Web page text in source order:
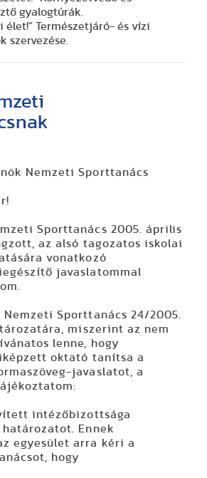
gyalogtúrák.
élet!” Természetjáró- és vízi
szervezése.
Nemzeti Sporttanács
Sporttanács 2005. április
az alsó tagozatos iskolai
vonatkozó
javaslatommal
Nemzeti Sporttanács 24/2005.
miszerint az nem
lenne, hogy
oktató tanítsa a
javaslatot, a
intézőbizottsága
Ennek
egyesület arra kéri a
hogy